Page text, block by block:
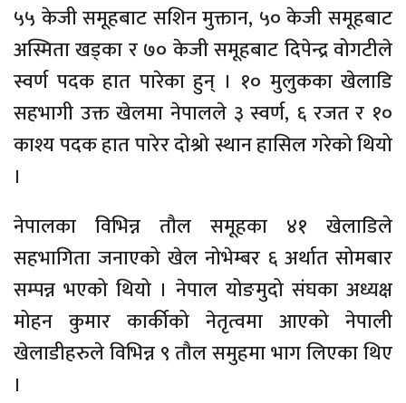
५५ केजी समूहबाट सशिन मुक्तान, ५० केजी समूहबाट
अस्मिता खड्का र ७० केजी समूहबाट दिपेन्द्र वोगटीले
स्वर्ण पदक हात पारेका हुन् । १० मुलुकका खेलाडि
सहभागी उक्त खेलमा नेपालले ३ स्वर्ण, ६ रजत र १०
काश्य पदक हात पारेर दोश्रो स्थान हासिल गरेको थियो
।
नेपालका विभिन्न तौल समूहका ४१ खेलाडिले
सहभागिता जनाएको खेल नोभेम्बर ६ अर्थात सोमबार
सम्पन्न भएको थियो । नेपाल योङमुदो संघका अध्यक्ष
मोहन कुमार कार्कीको नेतृत्वमा आएको नेपाली
खेलाडीहरुले विभिन्न ९ तौल समुहमा भाग लिएका थिए
।